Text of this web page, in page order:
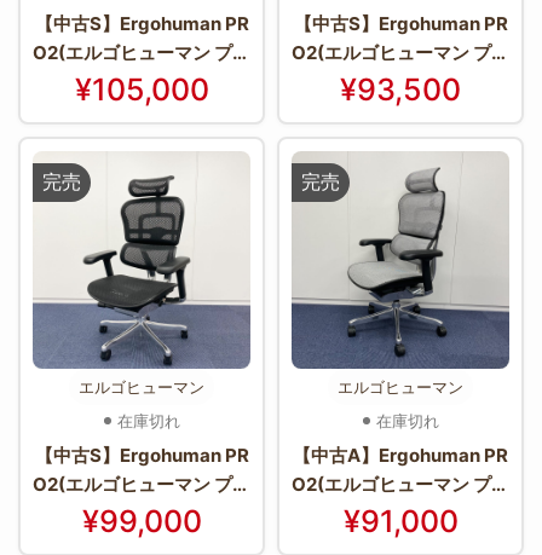
【中古S】Ergohuman PR
O2(エルゴヒューマン プロ
2) EHP2-HAM-BK(BKfra
me)【＊使用期間：2週間
程度＊】
¥105,000
【中古S】Ergohuman PR
O2(エルゴヒューマン プロ
2) EHP2-HAM-BK(BKfra
me)【＊使用期間：2ヶ月
程度＊】
¥93,500
完売
エルゴヒューマン
在庫切れ
【中古S】Ergohuman PR
O2(エルゴヒューマン プロ
2) EHP2-HAM-BK(BKfra
me)【＊使用期間：1ヶ月
¥99,000
完売
エルゴヒューマン
在庫切れ
【中古A】Ergohuman PR
O2(エルゴヒューマン プロ
2)シリーズ EHP2-HAM-
WH(BKframe)
¥91,000